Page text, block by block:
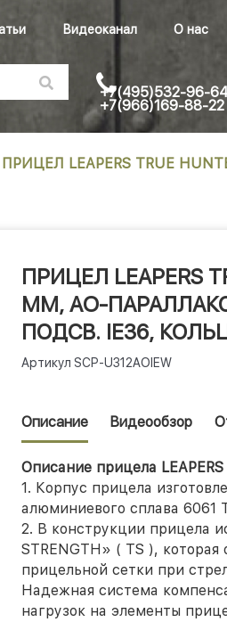
Видеоканал О нас
+7(495)532-96-64
+7(966)169-88-22
ПРИЦЕЛ LEAPERS TRUE
ПРИЦЕЛ LEAPERS
ММ, AO-
ПОДСВ. IE36,
Артикул SCP-U312AOIEW
Описание Видеообзор
Описание прицела
1. Корпус прицела
алюминиевого сплава
2. В конструкции прицела
STRENGTH» ( TS ), которая
прицельной сетки при
Надежная система
нагрузок на элементы